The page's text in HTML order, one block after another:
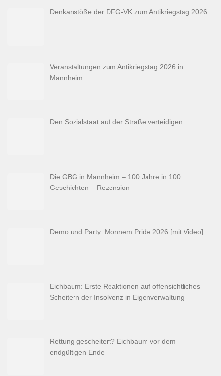
Denkanstöße der DFG-VK zum Antikriegstag 2026
Veranstaltungen zum Antikriegstag 2026 in
Mannheim
Den Sozialstaat auf der Straße verteidigen
Die GBG in Mannheim – 100 Jahre in 100
Geschichten – Rezension
Demo und Party: Monnem Pride 2026 [mit Video]
Eichbaum: Erste Reaktionen auf offensichtliches
Scheitern der Insolvenz in Eigenverwaltung
Rettung gescheitert? Eichbaum vor dem
endgültigen Ende